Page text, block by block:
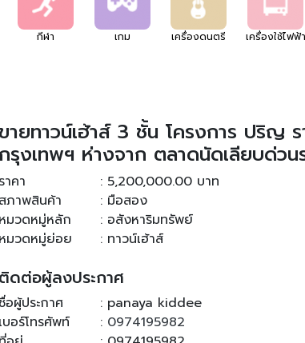
กีฬา เกม เครื่องดนตรี เครื่องใช้ไฟฟ้า
ขายทาวน์เฮ้าส์ 3 ชั้น โครงการ ปริญ
กรุงเทพฯ ห่างจาก ตลาดนัดเลียบด่วน
ราคา
: 5,200,000.00 บาท
สภาพสินค้า
: มือสอง
หมวดหมู่หลัก
: อสังหาริมทรัพย์
หมวดหมู่ย่อย
: ทาวน์เฮ้าส์
ติดต่อผู้ลงประกาศ
อผู้ประกาศ
: panaya kiddee
เบอร์โทรศัพท์
: 0974195982